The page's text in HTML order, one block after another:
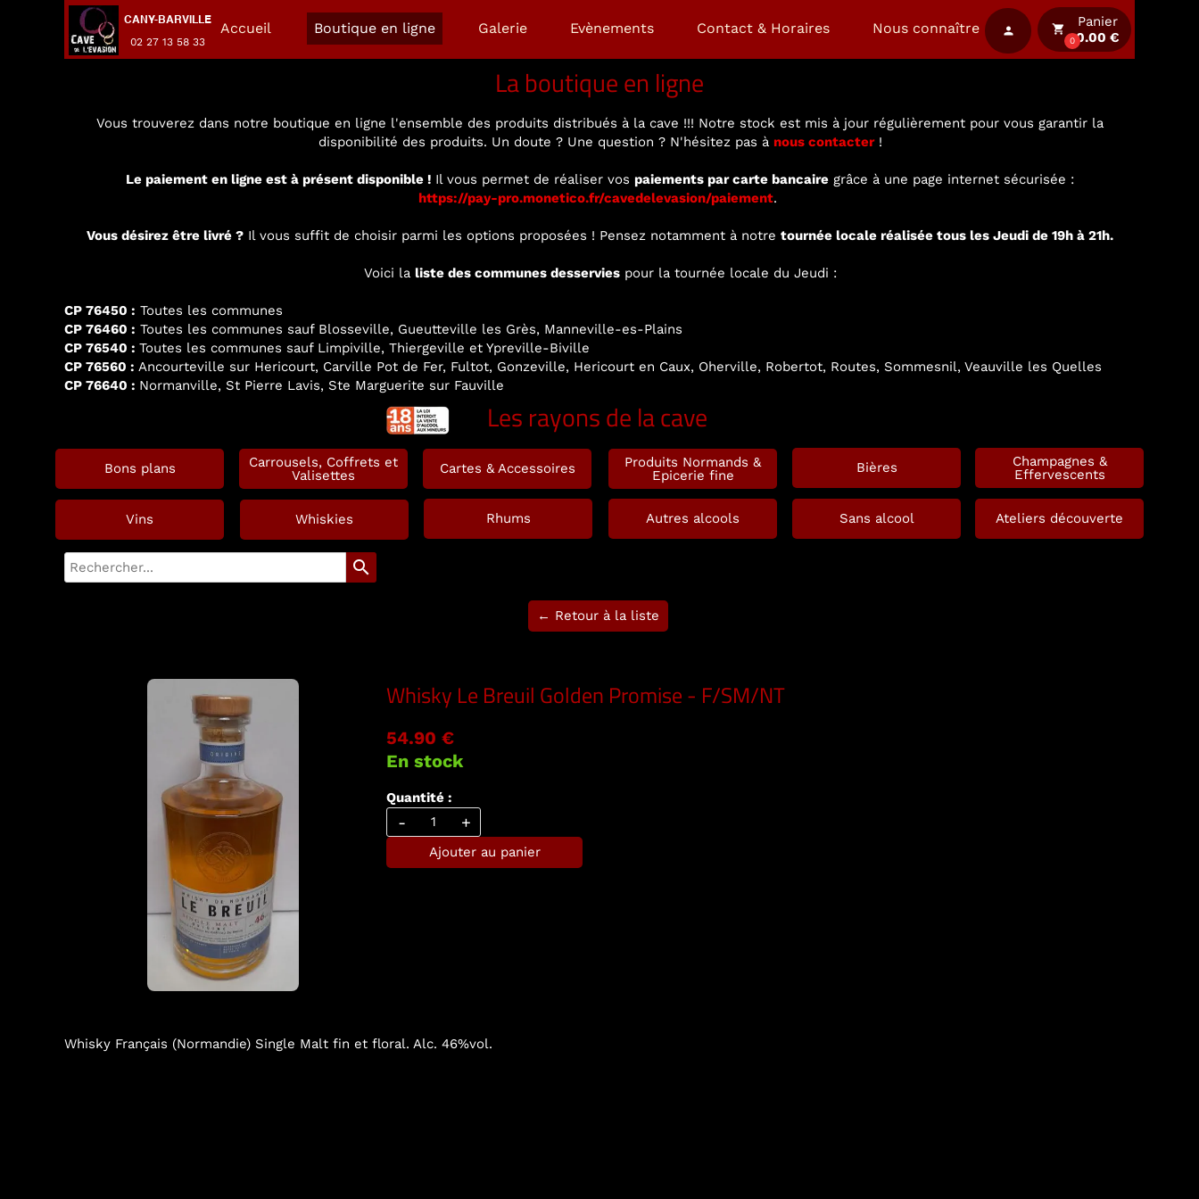
Accueil Boutique en ligne Galerie Evènements Contact & Horaires Nous connaître local_grocery_store
0
Panier
0.00 €
person
CANY-BARVILLE
02 27 13 58 33
La boutique en ligne
Vous trouverez dans notre boutique en ligne l'ensemble des produits distribués à la cave !!! Notre stock est mis à jour régulièrement pour vous garantir la
disponibilité des produits. Un doute ? Une question ? N'hésitez pas à nous contacter!
Le paiement en ligne est à présent disponible ! Il vous permet de réaliser vos paiements par carte bancaire grâce à une page internet sécurisée :
https://pay-pro.monetico.fr/cavedelevasion/paiement.
Vous désirez être livré ? Il vous suffit de choisir parmi les options proposées ! Pensez notamment à notre tournée locale réalisée tous les Jeudi de 19h à 21h.
Voici la liste des communes desserviespour la tournée locale du Jeudi :
CP 76450 : Toutes les communes
CP 76460 : Toutes les communes sauf Blosseville, Gueutteville les Grès, Manneville-es-Plains
CP 76540 : Toutes les communes sauf Limpiville, Thiergeville et Ypreville-Biville
CP 76560 : Ancourteville sur Hericourt, Carville Pot de Fer, Fultot, Gonzeville, Hericourt en Caux, Oherville, Robertot, Routes, Sommesnil, Veauville les Quelles
CP 76640 : Normanville, St Pierre Lavis, Ste Marguerite sur Fauville
Les rayons de la cave
Bières
Champagnes &
Effervescents
Cartes & Accessoires
Produits Normands &
Epicerie fine
Bons plans
Carrousels, Coffrets et
Valisettes
Ateliers découverte
Sans alcool
Rhums Autres alcools
Whiskies
Vins
search
← Retour à la liste
Whisky Le Breuil Golden Promise - F/SM/NT
54.90 €
En stock
Quantité :
- +
Ajouter au panier
Whisky Français (Normandie) Single Malt fin et floral. Alc. 46%vol.